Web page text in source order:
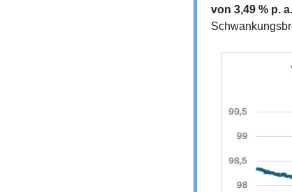
von 3,49 % p.